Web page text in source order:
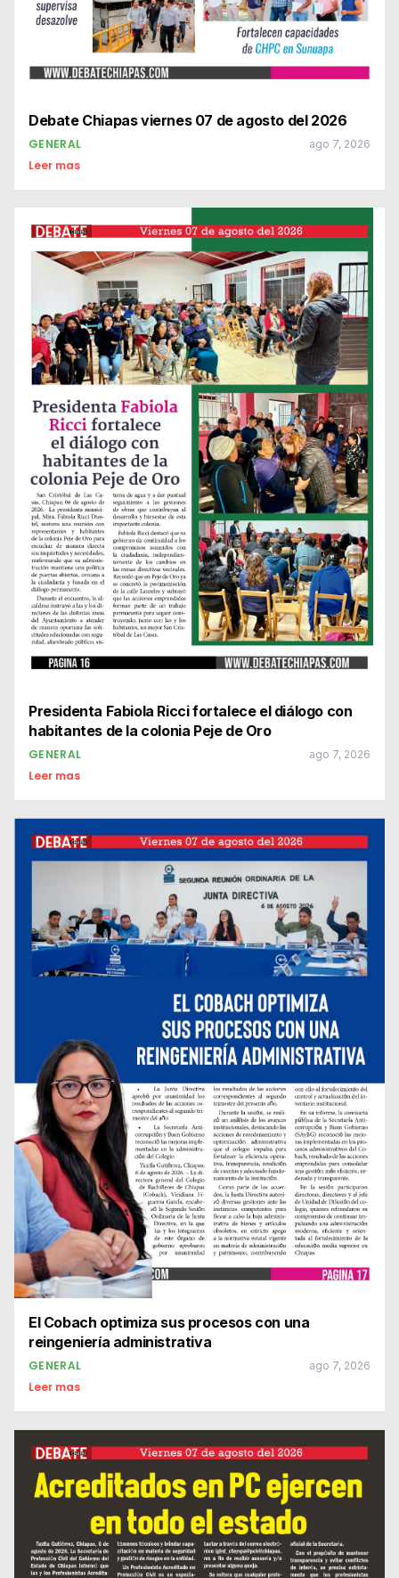
Debate Chiapas viernes 07 de agosto del 2026
GENERAL ago 7, 2026
Leer mas
Presidenta Fabiola Ricci fortalece el diálogo con
habitantes de la colonia Peje de Oro
GENERAL ago 7, 2026
Leer mas
El Cobach optimiza sus procesos con una
reingeniería administrativa
GENERAL ago 7, 2026
Leer mas